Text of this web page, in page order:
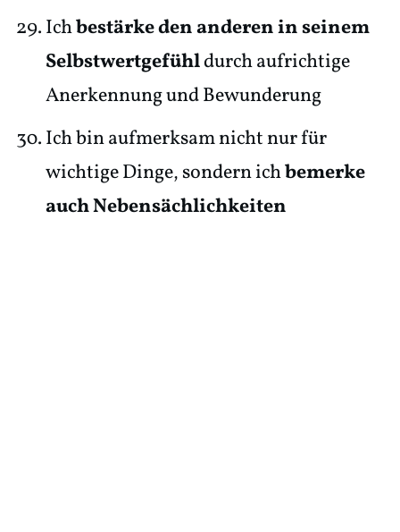
Ichbestärke den anderen in seinem
Selbstwertgefühldurch aufrichtige
Anerkennung und Bewunderung
Ich bin aufmerksam nicht nur für
wichtige Dinge, sondern ichbemerke
auchNebensächlichkeiten